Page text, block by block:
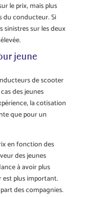
le prix, mais plus
du conducteur. Si
sinistres sur les deux
jeune
de scooter
des jeunes
la cotisation
que pour un
en fonction des
des jeunes
à avoir plus
est plus important.
des compagnies.